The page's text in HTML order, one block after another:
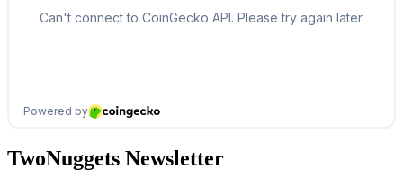
TwoNuggets Newsletter